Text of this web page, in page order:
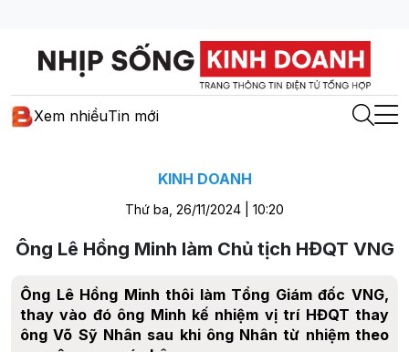
Xem nhiềuTin mới
KINH DOANH
Thứ ba, 26/11/2024 | 10:20
Ông Lê Hồng Minh làm Chủ tịch HĐQT VNG
Ông Lê Hồng Minh thôi làm Tổng Giám đốc VNG,
thay vào đó ông Minh kế nhiệm vị trí HĐQT thay
ông Võ Sỹ Nhân sau khi ông Nhân từ nhiệm theo